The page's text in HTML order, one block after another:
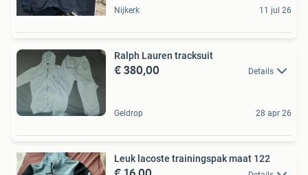
Nijkerk 11 jul 26
Ralph Lauren tracksuit
€ 380,00 Details
Geldrop 28 apr 26
Leuk lacoste trainingspak maat 122